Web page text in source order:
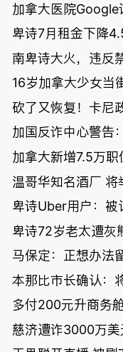
加拿大医院Google
卑诗7月租金下降
南卑诗大火，违反
16岁加拿大少女当
砍了又恢复！卡尼
加国反诈中心警告
加拿大新增7.5万
温哥华知名酒厂 将
卑诗Uber用户：被
卑诗72岁老太遭灰
马保定：正想办法
本那比市长确认：
多付200元升商务
慈济遭诈3000万